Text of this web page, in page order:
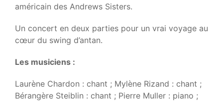
américain des Andrews Sisters.
Un concert en deux parties pour un vrai voyage au
cœur du swing d’antan.
Les musiciens :
Laurène Chardon : chant ; Mylène Rizand : chant ;
Bérangère Steiblin : chant ; Pierre Muller : piano ;